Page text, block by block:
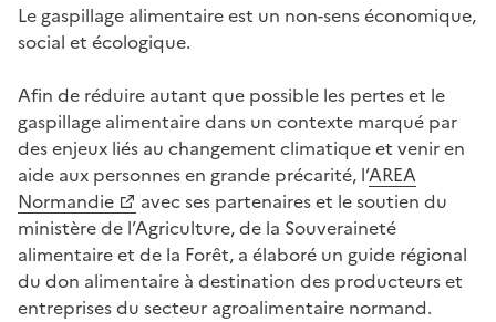
Le gaspillage alimentaire est un non-sens économique,
social et écologique.
Afin de réduire autant que possible les pertes et le
gaspillage alimentaire dans un contexte marqué par
des enjeux liés au changement climatique et venir en
aide aux personnes en grande précarité, l’AREA
Normandie
avec ses partenaires et le soutien du
ministère de l’Agriculture, de la Souveraineté
alimentaire et de la Forêt, a élaboré un guide régional
du don alimentaire à destination des producteurs et
entreprises du secteur agroalimentaire normand.